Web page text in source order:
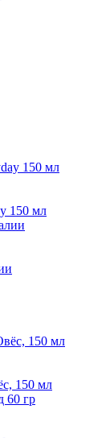
150 мл
150 мл